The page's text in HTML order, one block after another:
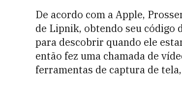
De acordo com a Apple,
de Lipnik, obtendo seu código
para descobrir quando ele
então fez uma chamada de
ferramentas de captura de